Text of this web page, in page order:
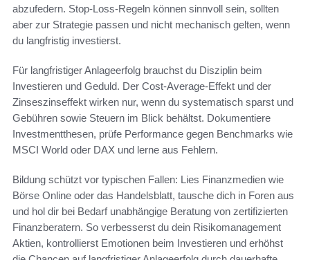
abzufedern. Stop‑Loss‑Regeln können sinnvoll sein, sollten
aber zur Strategie passen und nicht mechanisch gelten, wenn
du langfristig investierst.
Für langfristiger Anlageerfolg brauchst du Disziplin beim
Investieren und Geduld. Der Cost‑Average‑Effekt und der
Zinseszinseffekt wirken nur, wenn du systematisch sparst und
Gebühren sowie Steuern im Blick behältst. Dokumentiere
Investmentthesen, prüfe Performance gegen Benchmarks wie
MSCI World oder DAX und lerne aus Fehlern.
Bildung schützt vor typischen Fallen: Lies Finanzmedien wie
Börse Online oder das Handelsblatt, tausche dich in Foren aus
und hol dir bei Bedarf unabhängige Beratung von zertifizierten
Finanzberatern. So verbesserst du dein Risikomanagement
Aktien, kontrollierst Emotionen beim Investieren und erhöhst